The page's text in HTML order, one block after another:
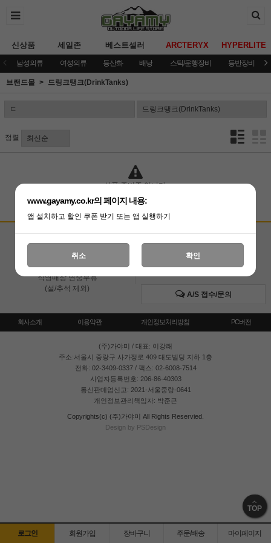
신상품 세일존 베스트셀러 ARCTERYX HYPERLITE
남성의류 여성의류 등산화 배낭 스틱/운행장비 등반장비
브랜드몰 드링크탱크(DrinkTanks)
정렬
상품 준비중 입니다.
고객상담센터
온라인 : 02-3409-0337
직영매장 : 02-3409-0339
직영매장 연중무휴
(설/추석 제외)
입금계좌안내
국민은행 051001-04-100255
A/S 접수/문의
회사소개 이용약관 개인정보처리방침 PC버전
(주)가야미 / 대표: 이강래
주소:서울시 중랑구 사가정로 409 대도빌딩 지하 1층
전화: 02-3409-0337 / 팩스: 02-6008-7514
사업자등록번호: 206-86-40303
통신판매업신고: 2021-서울중랑-0641
개인정보관리책임자: 박준근
Copyrights(c) (주)가야미 All Rights Reservied.
Design by PSDesign
TOP
로그인 회원가입 장바구니 주문/배송 마이페이지
www.gayamy.co.kr의 페이지 내용:
앱 설치하고 할인 쿠폰 받기 또는 앱 실행하기
취소 확인